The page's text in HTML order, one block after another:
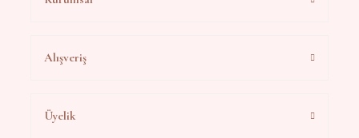
Alışveriş
Üyelik